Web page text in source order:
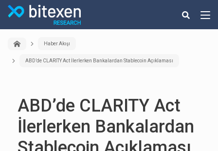
Haber Akışı
ABD’de CLARITY Act İlerlerken Bankalardan Stablecoin Açıklaması
ABD’de CLARITY Act
İlerlerken Bankalardan